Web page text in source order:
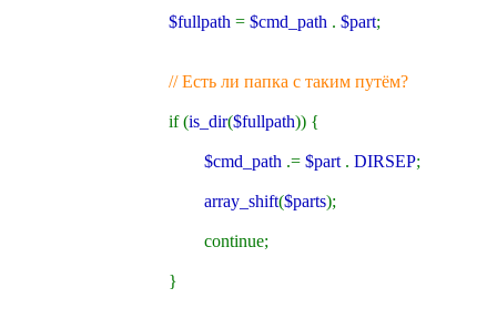
$fullpath = $cmd_path . $part;
// Есть ли папка с таким путём?
if (is_dir($fullpath)) {
$cmd_path .= $part . DIRSEP;
array_shift($parts);
continue;
}